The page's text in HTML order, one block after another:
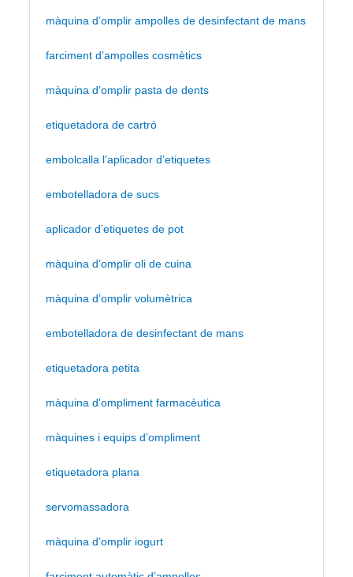
màquina d’omplir ampolles de desinfectant de mans
farciment d’ampolles cosmètics
màquina d’omplir pasta de dents
etiquetadora de cartró
embolcalla l’aplicador d’etiquetes
embotelladora de sucs
aplicador d’etiquetes de pot
màquina d’omplir oli de cuina
màquina d’omplir volumètrica
embotelladora de desinfectant de mans
etiquetadora petita
màquina d'ompliment farmacèutica
màquines i equips d’ompliment
etiquetadora plana
servomassadora
màquina d’omplir iogurt